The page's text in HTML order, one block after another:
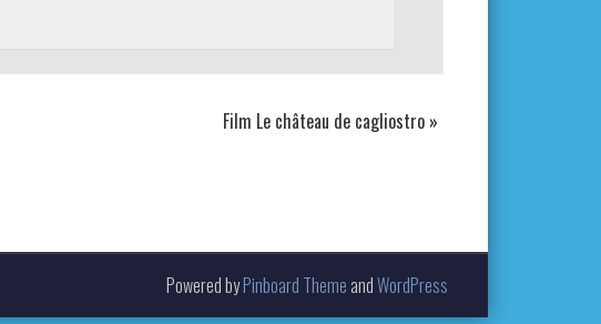
Film Le château de cagliostro »
Powered byPinboard Theme andWordPress